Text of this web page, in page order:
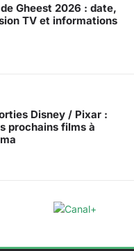
Gheest 2026 : date,
TV et informations
Disney / Pixar :
prochains films à